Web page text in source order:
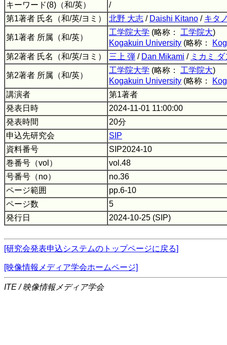
キーワード(8)（和/英）
/
第1著者 氏名（和/英/ヨミ）
北野 大志 / Daishi Kitano / キタ
第1著者 所属（和/英）
工学院大学 (略称： 工学院大)
Kogakuin University (略称：
第2著者 氏名（和/英/ヨミ）
三上 弾 / Dan Mikami / ミカミ ダ
第2著者 所属（和/英）
工学院大学 (略称： 工学院大)
Kogakuin University (略称：
講演者
第1著者
発表日時
2024-11-01 11:00:00
発表時間
20分
申込先研究会
SIP
資料番号
SIP2024-10
巻番号（vol）
vol.48
号番号（no）
no.36
ページ範囲
pp.6-10
ページ数
5
発行日
2024-10-25 (SIP)
[研究会発表申込システムのトップページに戻る]
[映像情報メディア学会ホームページ]
ITE / 映像情報メディア学会